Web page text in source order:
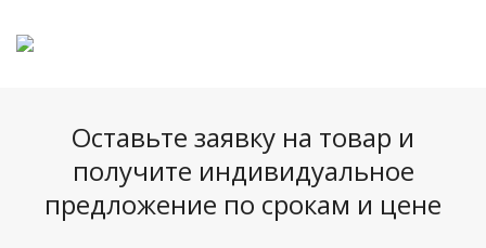
Оставьте заявку на товар и
получите индивидуальное
предложение по срокам и цене